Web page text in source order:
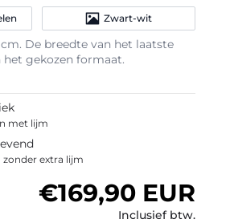
Zwart-wit
De breedte van het laatste
gekozen formaat.
met lijm
extra lijm
Normale prijs
€169,90 EUR
Inclusief btw.